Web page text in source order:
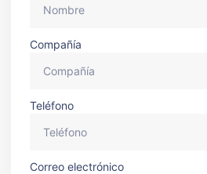
Compañía
Teléfono
Correo electrónico